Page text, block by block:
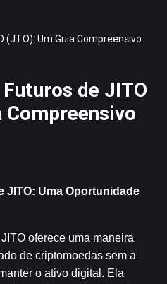
(JTO): Um Guia Compreensivo
de JITO
Compreensivo
JITO: Uma Oportunidade
oferece uma maneira
de criptomoedas sem a
o ativo digital. Ela